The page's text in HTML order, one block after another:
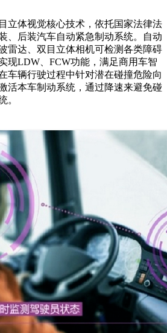
立体视觉核心技术，依托国家法律法
、后装汽车自动紧急制动系统。自动
雷达、双目立体相机可检测各类障碍
现LDW、FCW功能，满足商用车智
车辆行驶过程中针对潜在碰撞危险向
活本车制动系统，通过降速来避免碰
。